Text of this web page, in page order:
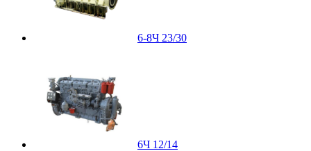
6-8Ч 23/30
6Ч 12/14